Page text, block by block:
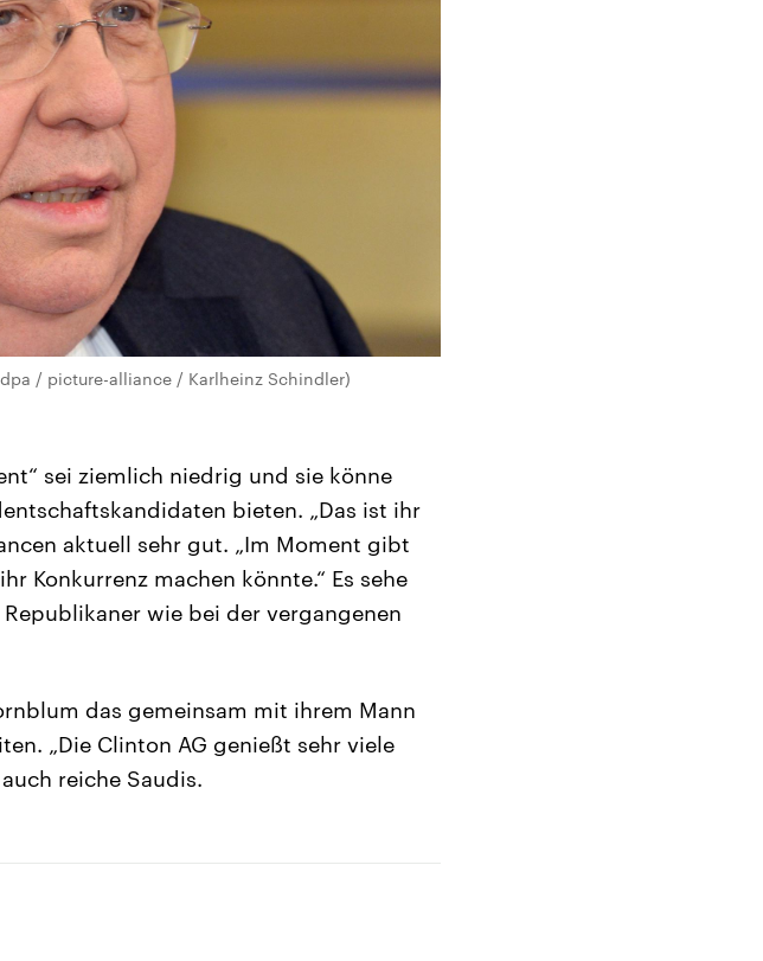
/ picture-alliance / Karlheinz Schindler)
sei ziemlich niedrig und sie könne
bieten. „Das ist ihr
aktuell sehr gut. „Im Moment gibt
Konkurrenz machen könnte.“ Es sehe
wie bei der vergangenen
das gemeinsam mit ihrem Mann
„Die Clinton AG genießt sehr viele
reiche Saudis.